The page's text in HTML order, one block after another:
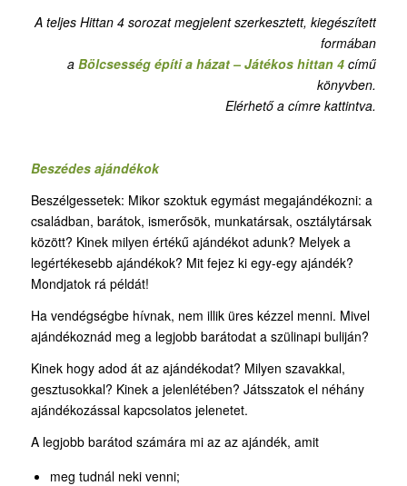
A teljes Hittan 4 sorozat megjelent szerkesztett, kiegészített
formában
aBölcsesség építi a házat – Játékos hittan 4 című
könyvben.
Elérhető a címre kattintva.
Beszédes ajándékok
Beszélgessetek: Mikor szoktuk egymást megajándékozni: a
családban, barátok, ismerősök, munkatársak, osztálytársak
között? Kinek milyen értékű ajándékot adunk? Melyek a
legértékesebb ajándékok? Mit fejez ki egy-egy ajándék?
Mondjatok rá példát!
Ha vendégségbe hívnak, nem illik üres kézzel menni. Mivel
ajándékoznád meg a legjobb barátodat a szülinapi buliján?
Kinek hogy adod át az ajándékodat? Milyen szavakkal,
gesztusokkal? Kinek a jelenlétében? Játsszatok el néhány
ajándékozással kapcsolatos jelenetet.
A legjobb barátod számára mi az az ajándék, amit
meg tudnál neki venni;